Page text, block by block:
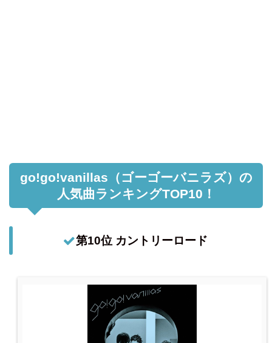
go!go!vanillas（ゴーゴーバニラズ）の
人気曲ランキングTOP10！
第10位 カントリーロード